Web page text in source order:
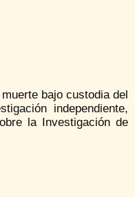
bajo custodia del
independiente,
la Investigación de